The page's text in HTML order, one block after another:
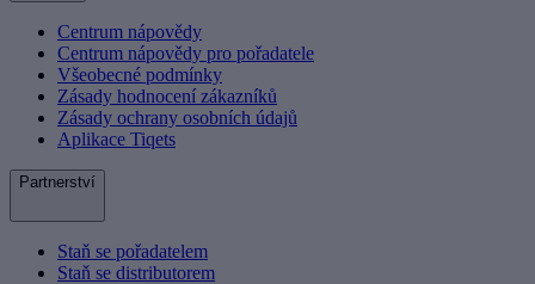
Centrum nápovědy
Centrum nápovědy pro pořadatele
Všeobecné podmínky
Zásady hodnocení zákazníků
Zásady ochrany osobních údajů
Aplikace Tiqets
Partnerství
Staň se pořadatelem
Staň se distributorem